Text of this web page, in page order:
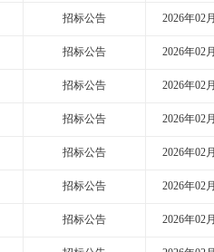
招标公告 2026年02
招标公告 2026年02
招标公告 2026年02
招标公告 2026年02
招标公告 2026年02
招标公告 2026年02
招标公告 2026年02